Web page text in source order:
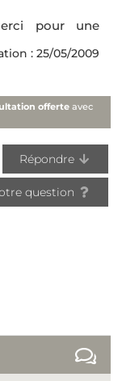
pour une
: 25/05/2009
offerte avec
Répondre
question